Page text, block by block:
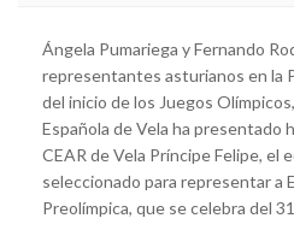
Ángela Pumariega y Fernando
representantes asturianos en la
del inicio de los Juegos
Española de Vela ha presentado
CEAR de Vela Príncipe Felipe, el
seleccionado para representar a
Preolímpica, que se celebra del